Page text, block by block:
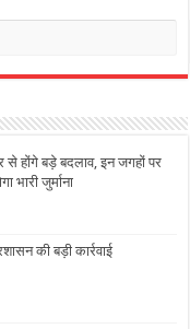
होंगे बड़े बदलाव, इन जगहों पर
भारी जुर्माना
की बड़ी कार्रवाई